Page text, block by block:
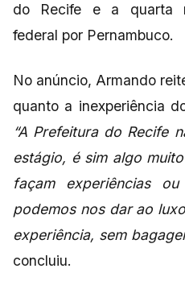
do Recife e a quarta
federal por Pernambuco.
No anúncio, Armando
quanto a inexperiência
“A Prefeitura do Recife
estágio, é sim algo
façam experiências
podemos nos dar ao
experiência, sem
concluiu.